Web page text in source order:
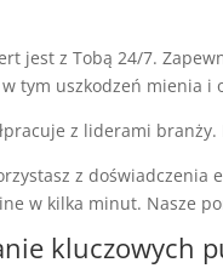
jest z Tobą 24/7.
tym uszkodzeń mienia i
z liderami
z
w kilka minut. Nasze
kluczowych